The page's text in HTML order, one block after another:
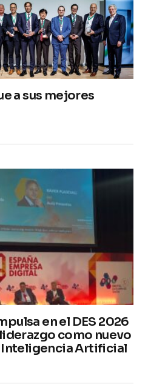
a sus mejores
en el DES 2026
como nuevo
Inteligencia Artificial